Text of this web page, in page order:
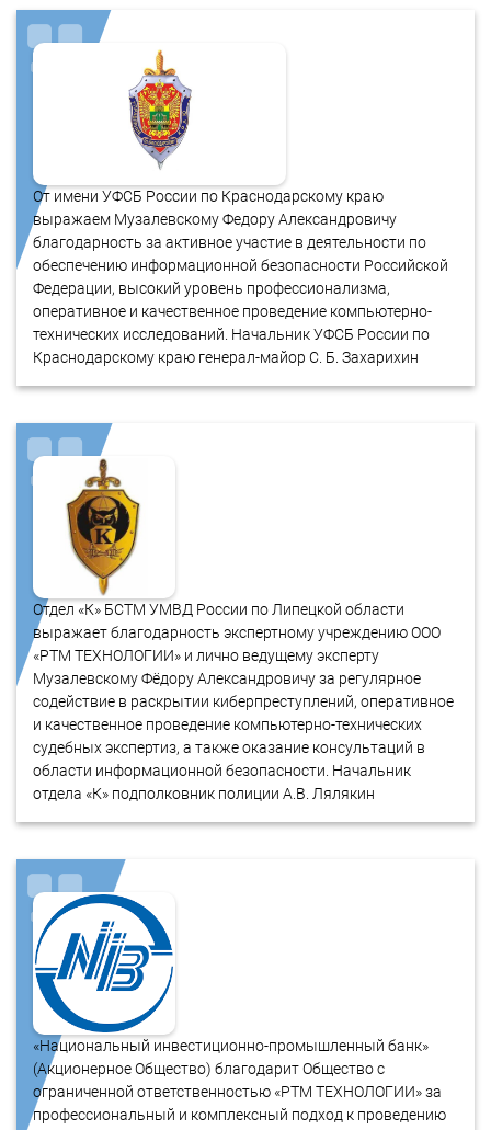
От имени УФСБ России по Краснодарскому краю
выражаем Музалевскому Федору Александровичу
благодарность за активное участие в деятельности по
обеспечению информационной безопасности Российской
Федерации, высокий уровень профессионализма,
оперативное и качественное проведение компьютерно-
технических исследований. Начальник УФСБ России по
Краснодарскому краю генерал-майор С. Б. Захарихин
Отдел «К» БСТМ УМВД России по Липецкой области
выражает благодарность экспертному учреждению ООО
«РТМ ТЕХНОЛОГИИ» и лично ведущему эксперту
Музалевскому Фёдору Александровичу за регулярное
содействие в раскрытии киберпреступлений, оперативное
и качественное проведение компьютерно-технических
судебных экспертиз, а также оказание консультаций в
области информационной безопасности. Начальник
отдела «К» подполковник полиции А.В. Лялякин
«Национальный инвестиционно-промышленный банк»
(Акционерное Общество) благодарит Общество с
ограниченной ответственностью «РТМ ТЕХНОЛОГИИ» за
профессиональный и комплексный подход к проведению